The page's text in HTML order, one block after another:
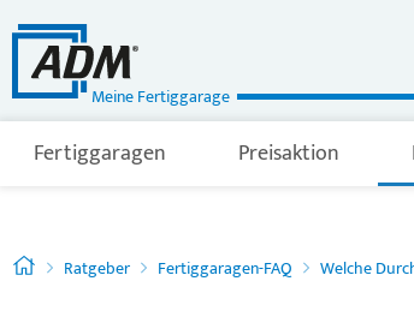
Meine Fertiggarage
Fertiggaragen Preisaktion
Ratgeber Fertiggaragen-FAQ Welche